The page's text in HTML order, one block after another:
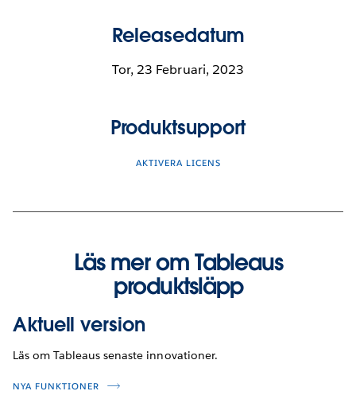
Releasedatum
Tor, 23 Februari, 2023
Produktsupport
AKTIVERA LICENS
Läs mer om Tableaus
produktsläpp
Aktuell version
Läs om Tableaus senaste innovationer.
NYA FUNKTIONER